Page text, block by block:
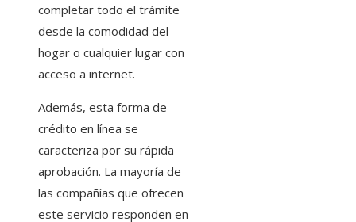
completar todo el trámite
desde la comodidad del
hogar o cualquier lugar con
acceso a internet.
Además, esta forma de
crédito en línea se
caracteriza por su rápida
aprobación. La mayoría de
las compañías que ofrecen
este servicio responden en